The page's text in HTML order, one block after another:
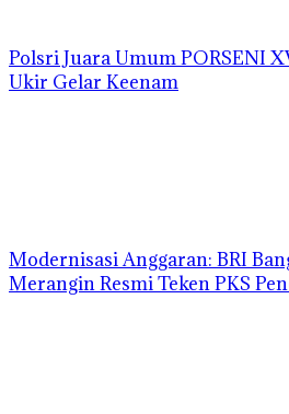
Polsri Juara Umum PORSENI
Ukir Gelar Keenam
Modernisasi Anggaran: BRI
Merangin Resmi Teken PKS